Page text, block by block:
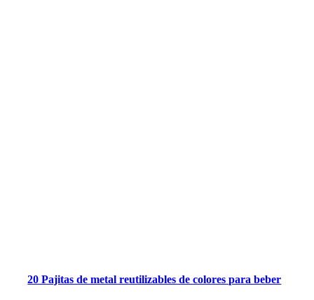
20 Pajitas de metal reutilizables de colores para beber